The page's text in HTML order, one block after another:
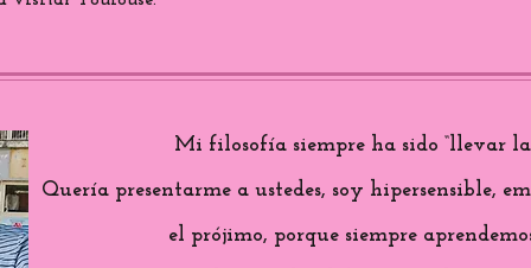
Mi filosofía siempre ha sido “llevar
Quería presentarme a ustedes, soy hipersensible,
el prójimo, porque siempre